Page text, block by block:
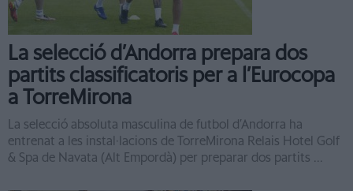
La selecció d’Andorra prepara dos
partits classificatoris per a l’Eurocopa
a TorreMirona
La selecció absoluta masculina de futbol d’Andorra ha
entrenat a les instal·lacions de TorreMirona Relais Hotel Golf
& Spa de Navata (Alt Empordà) per preparar dos partits ...